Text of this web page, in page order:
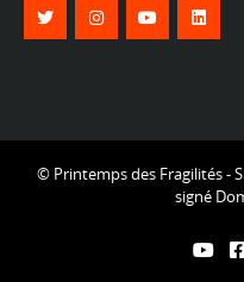
© Printemps des Fragilités -
signé